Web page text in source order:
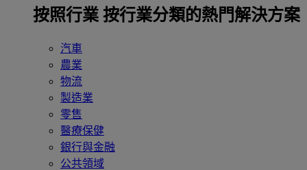
按照行業 按行業分類的熱門解決方案
汽車
農業
物流
製造業
零售
醫療保健
銀行與金融
公共領域